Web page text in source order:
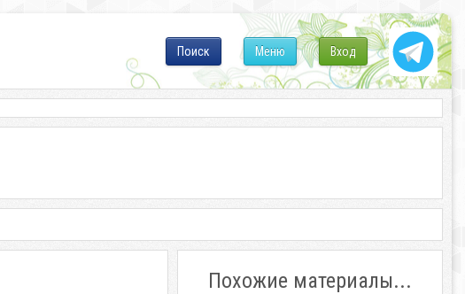
Вход
Меню
Поиск
Похожие материалы...